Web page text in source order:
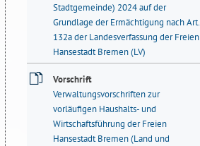
Stadtgemeinde) 2024 auf der
Grundlage der Ermächtigung nach Art.
132a der Landesverfassung der Freien
Hansestadt Bremen (LV)
Vorschrift
Verwaltungsvorschriften zur
vorläufigen Haushalts- und
Wirtschaftsführung der Freien
Hansestadt Bremen (Land und